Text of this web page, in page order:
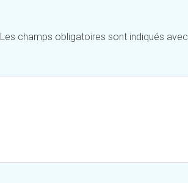
Les champs obligatoires sont indiqués avec